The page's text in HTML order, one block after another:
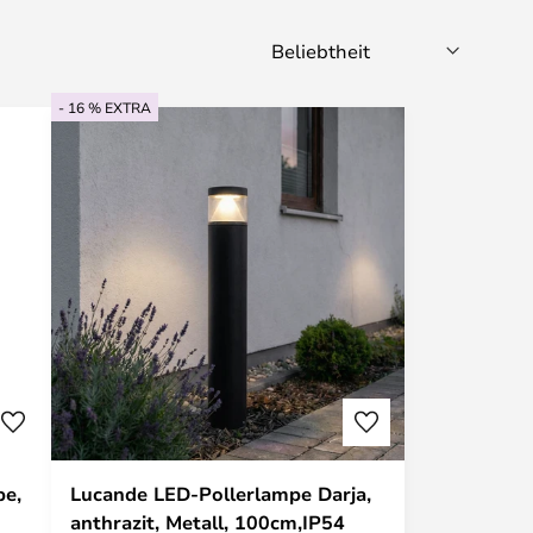
- 16 % EXTRA
Lucande LED-Pollerlampe Darja,
anthrazit, Metall, 100cm,IP54